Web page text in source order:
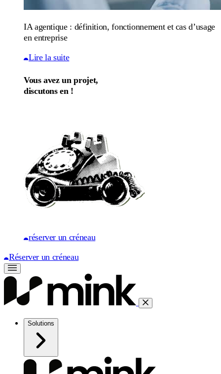
IA agentique : définition, fonctionnement et cas d’usage
en entreprise
Lire la suite
Vous avez un projet,
discutons en !
réserver un créneau
Réserver un créneau
Solutions